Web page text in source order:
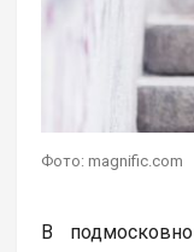
Фото: magnific.com
В